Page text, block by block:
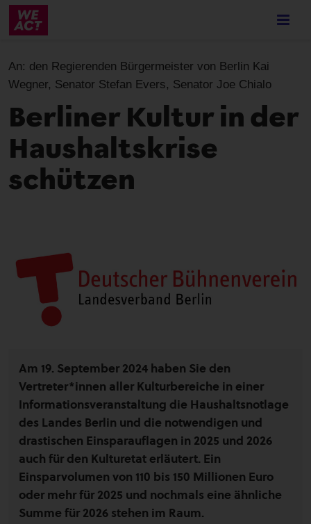
Skip
content
An: den Regierenden Bürgermeister von Berlin Kai
Wegner, Senator Stefan Evers, Senator Joe Chialo
Berliner Kultur in der
Haushaltskrise
schützen
Am 19. September 2024 haben Sie den
Vertreter*innen aller Kulturbereiche in einer
Informationsveranstaltung die Haushaltsnotlage
des Landes Berlin und die notwendigen und
drastischen Einsparauflagen in 2025 und 2026
auch für den Kulturetat erläutert. Ein
Einsparvolumen von 110 bis 150 Millionen Euro
oder mehr für 2025 und nochmals eine ähnliche
Summe für 2026 stehen im Raum.